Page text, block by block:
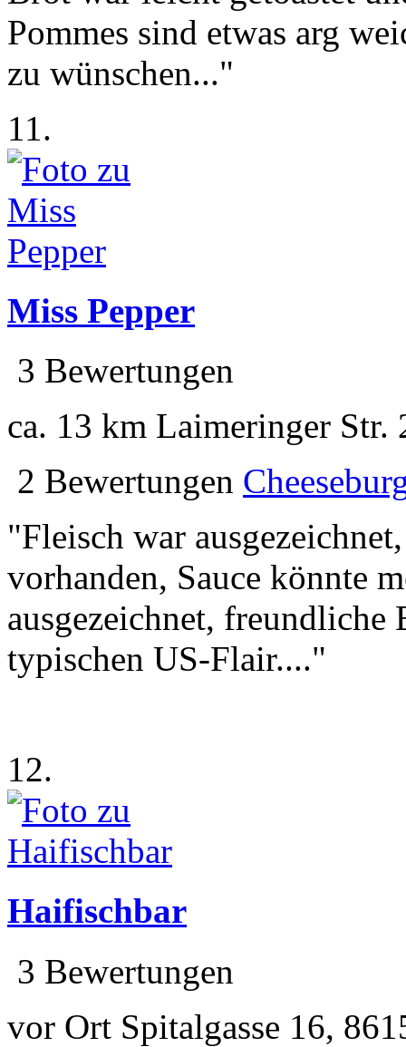
Pommes sind etwas arg
zu wünschen..."
11.
Miss Pepper
3 Bewertungen
ca. 13 km Laimeringer Str.
2 Bewertungen
"Fleisch war
vorhanden, Sauce könnte
ausgezeichnet,
typischen US-Flair...."
12.
Haifischbar
3 Bewertungen
vor Ort Spitalgasse 16,